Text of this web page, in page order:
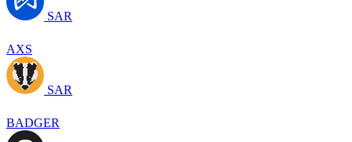
SAR
AXS
SAR
BADGER